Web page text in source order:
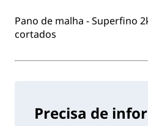
Pano de malha - Superfino
cortados
Precisa de